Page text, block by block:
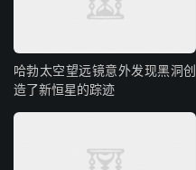
哈勃太空望远镜意外发现黑洞创
造了新恒星的踪迹